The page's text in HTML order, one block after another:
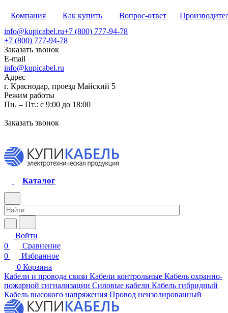
Компания Как купить Вопрос-ответ
info@kupicabel.ru+7 (800) 777-94-78
+7 (800) 777-94-78
Заказать звонок
E-mail
info@kupicabel.ru
Адрес
г. Краснодар, проезд Майский 5
Режим работы
Пн. – Пт.: с 9:00 до 18:00
Заказать звонок
Каталог
Войти
0
Сравнение
0
Избранное
0 Корзина
Кабели и провода связи Кабели контрольные Кабель охранно-
пожарной сигнализации Силовые кабели Кабель гибридный
Кабель высокого напряжения Провод неизолированный